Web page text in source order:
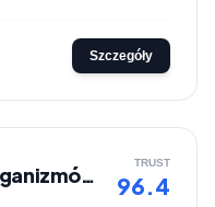
Szczegóły
Centrum mikroorganizmów - Mikroem TRUST
96.4